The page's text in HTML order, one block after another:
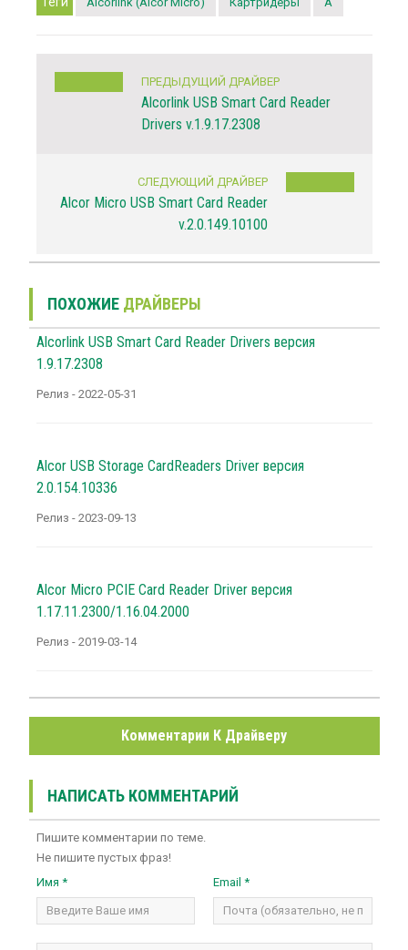
ПРЕДЫДУЩИЙ ДРАЙВЕР
Alcorlink USB Smart Card Reader
Drivers v.1.9.17.2308
СЛЕДУЮЩИЙ ДРАЙВЕР
Alcor Micro USB Smart Card Reader
v.2.0.149.10100
ПОХОЖИЕ ДРАЙВЕРЫ
Alcorlink USB Smart Card Reader Drivers версия
1.9.17.2308
Релиз - 2022-05-31
Alcor USB Storage CardReaders Driver версия
2.0.154.10336
Релиз - 2023-09-13
Alcor Micro PCIE Card Reader Driver версия
1.17.11.2300/1.16.04.2000
Релиз - 2019-03-14
Комментарии К Драйверу
НАПИСАТЬ КОММЕНТАРИЙ
Пишите комментарии по теме.
Не пишите пустых фраз!
Имя *
Email *